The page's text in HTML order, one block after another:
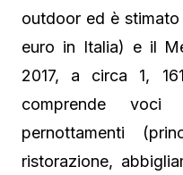
outdoor ed è
euro in Italia) e il
2017, a circa 1,
comprende
pernottamenti
ristorazione,